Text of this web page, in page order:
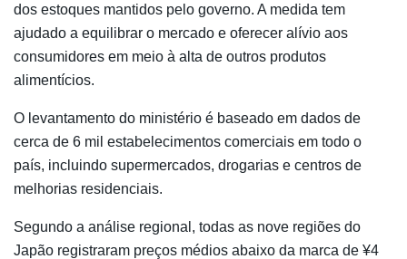
dos estoques mantidos pelo governo. A medida tem
ajudado a equilibrar o mercado e oferecer alívio aos
consumidores em meio à alta de outros produtos
alimentícios.
O levantamento do ministério é baseado em dados de
cerca de 6 mil estabelecimentos comerciais em todo o
país, incluindo supermercados, drogarias e centros de
melhorias residenciais.
Segundo a análise regional, todas as nove regiões do
Japão registraram preços médios abaixo da marca de ¥4